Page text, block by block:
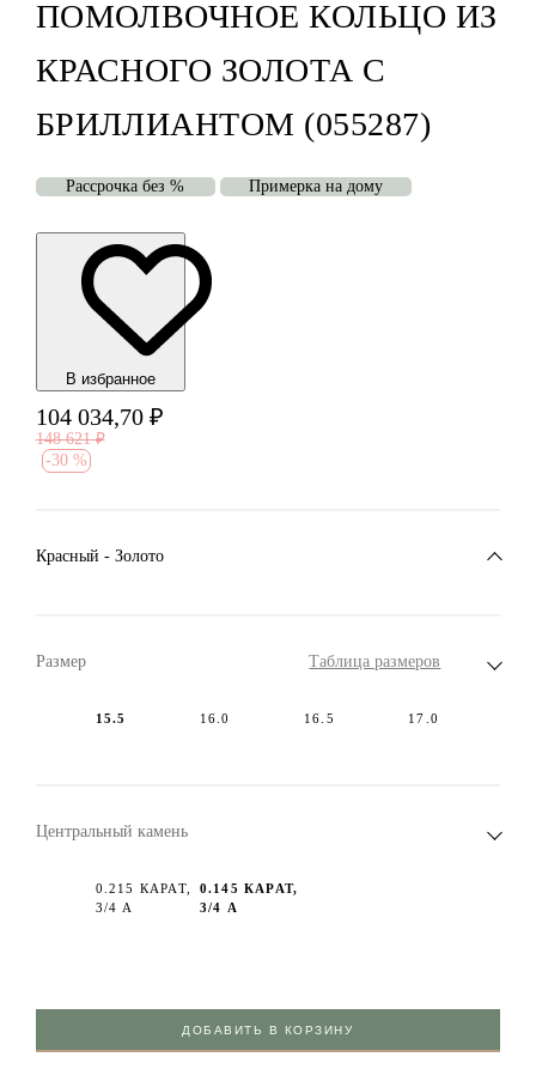
ПОМОЛВОЧНОЕ КОЛЬЦО ИЗ
КРАСНОГО ЗОЛОТА С
БРИЛЛИАНТОМ (055287)
Рассрочка без % Примерка на дому
В избранноe
104 034,70 ₽
148 621 ₽
-30 %
Красный - Золото
Размер Таблица размеров
15.5 16.0 16.5 17.0
Центральный камень
0.215 КАРАТ,
3/4 А
0.145 КАРАТ,
3/4 А
ДОБАВИТЬ В КОРЗИНУ